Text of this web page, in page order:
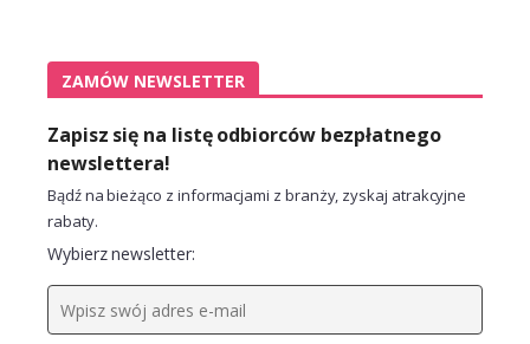
ZAMÓW NEWSLETTER
Zapisz się na listę odbiorców bezpłatnego
newslettera!
Bądź na bieżąco z informacjami z branży, zyskaj atrakcyjne
rabaty.
Wybierz newsletter: